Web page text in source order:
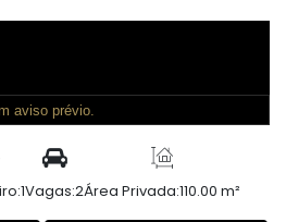
aviso prévio.
1Vagas:2Área Privada:110.00 m²